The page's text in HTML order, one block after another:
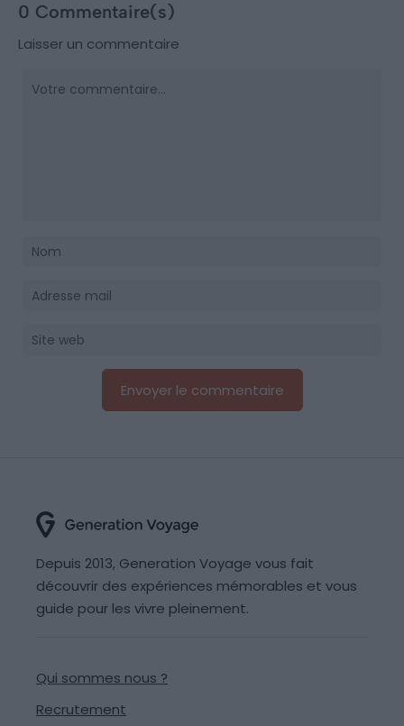
0 Commentaire(s)
Laisser un commentaire
Depuis 2013, Generation Voyage vous fait
découvrir des expériences mémorables et vous
guide pour les vivre pleinement.
Qui sommes nous ?
Recrutement